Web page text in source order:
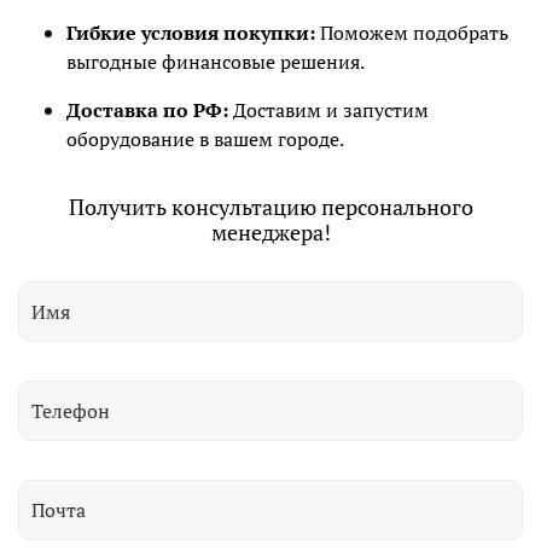
Гибкие условия покупки:Поможем подобрать
выгодные финансовые решения.
Доставка по РФ:Доставим и запустим
оборудование в вашем городе.
Получить консультацию персонального
менеджера!